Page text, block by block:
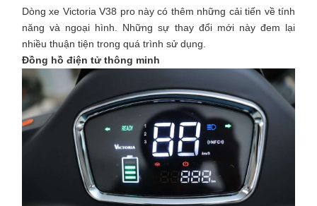
Dòng xe Victoria V38 pro này có thêm những cải tiến về tính
năng và ngoại hình. Những sự thay đổi mới này đem lại
nhiều thuận tiện trong quá trình sử dụng.
Đồng hồ điện tử thông minh